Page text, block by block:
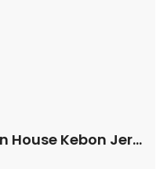
Sky Home Gallery Town House Kebon Jeruk